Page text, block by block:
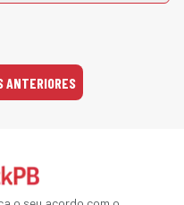
ANTERIORES